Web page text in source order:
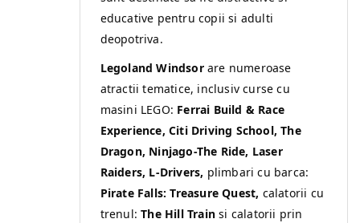
educative pentru copii si adulti
deopotriva.
Legoland Windsorare numeroase
atractii tematice, inclusiv curse cu
masini LEGO: Ferrai Build & Race
Experience, Citi Driving School, The
Dragon, Ninjago-The Ride, Laser
Raiders, L-Drivers, plimbari cu barca:
Pirate Falls: Treasure Quest, calatorii cu
trenul:The Hill Train si calatorii prin